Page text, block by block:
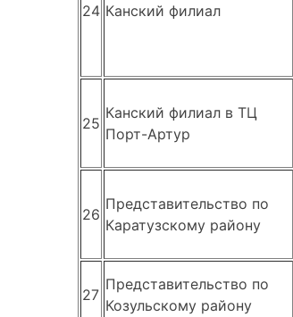
24 Канский филиал
25
Канский филиал в ТЦ
Порт-Артур
26
Представительство по
Каратузскому району
27
Представительство по
Козульскому району